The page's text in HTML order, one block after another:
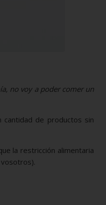
no voy a poder comer un
cantidad de productos sin
la restricción alimentaria